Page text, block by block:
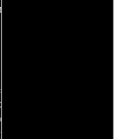
Lines
búlgaro):